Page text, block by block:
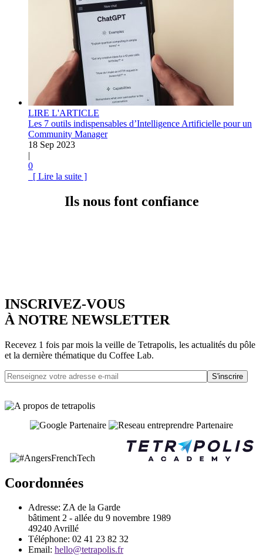
LIRE L'ARTICLE
Les 7 outils indispensables d’Intelligence Artificielle pour un
Community Manager
18 Sep 2023
|
0
[ Lire la suite ]
Ils nous font confiance
INSCRIVEZ-VOUS
À NOTRE NEWSLETTER
Recevez 1 fois par mois la veille de Tetrapolis, les actualités du pôle
et la dernière thématique du Coffee Lab.
S'inscrire
Coordonnées
Adresse: ZA de la Garde
bâtiment 2 - allée du 9 novembre 1989
49240 Avrillé
Téléphone: 02 41 23 82 32
Email: hello@tetrapolis.fr